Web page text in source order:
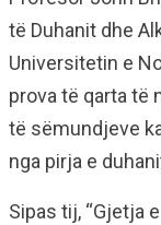
të Duhanit dhe
Universitetin e
prova të qarta të
të sëmundjeve
nga pirja e
Sipas tij, “Gjetja